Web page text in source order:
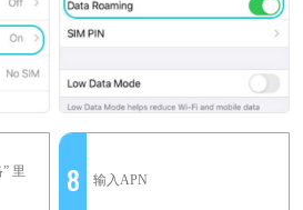
里
8 输入APN